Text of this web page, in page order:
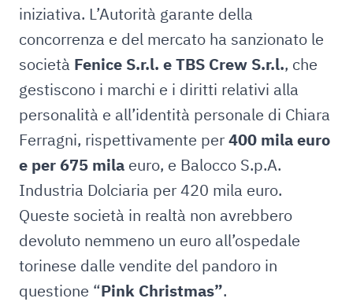
iniziativa. L’Autorità garante della
concorrenza e del mercato ha sanzionato le
società Fenice S.r.l. e TBS Crew S.r.l., che
gestiscono i marchi e i diritti relativi alla
personalità e all’identità personale di Chiara
Ferragni, rispettivamente per400 mila euro
e per 675 mila euro, e Balocco S.p.A.
Industria Dolciaria per 420 mila euro.
Queste società in realtà non avrebbero
devoluto nemmeno un euro all’ospedale
torinese dalle vendite del pandoro in
questione “Pink Christmas”.